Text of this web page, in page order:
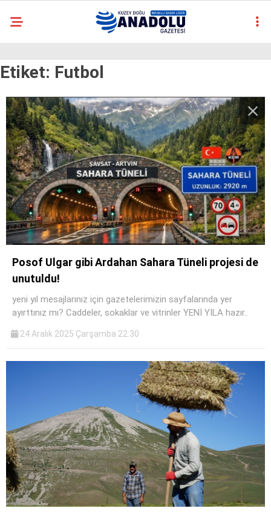
siteleri
deneme
veren
siteler
deneme
bonusu
veren
siteler
2025
deneme
bonusu
veren
siteler
deneme
bonusu
siteler
2025
deneme
veren
editorbet
Etiket: Futbol
Posof Ulgar gibi Ardahan Sahara Tüneli projesi de
unutuldu!
yeni yıl mesajlarınız için gazetelerimizin sayfalarında yer
ayırttınız mı? Caddeler, sokaklar ve vitrinler YENİ YILA hazır..
24 Aralık 2025 Çarşamba 22:30